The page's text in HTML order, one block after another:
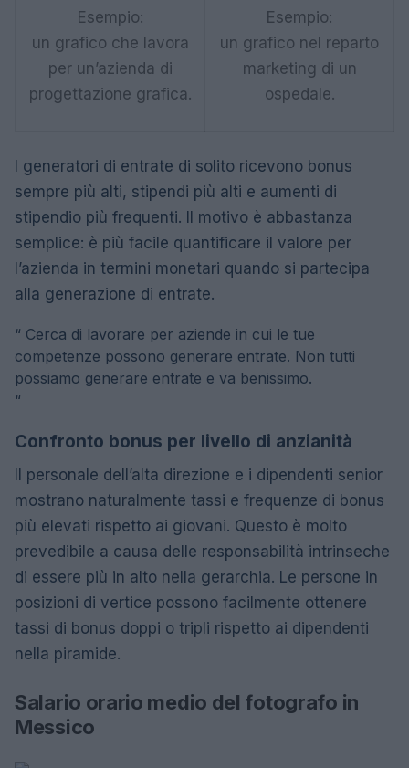
Esempio:
un grafico che lavora
per un’azienda di
progettazione grafica.
Esempio:
un grafico nel reparto
marketing di un
ospedale.
I generatori di entrate di solito ricevono bonus
sempre più alti, stipendi più alti e aumenti di
stipendio più frequenti. Il motivo è abbastanza
semplice: è più facile quantificare il valore per
l’azienda in termini monetari quando si partecipa
alla generazione di entrate.
“ Cerca di lavorare per aziende in cui le tue
competenze possono generare entrate. Non tutti
possiamo generare entrate e va benissimo.
“
Confronto bonus per livello di anzianità
Il personale dell’alta direzione e i dipendenti senior
mostrano naturalmente tassi e frequenze di bonus
più elevati rispetto ai giovani. Questo è molto
prevedibile a causa delle responsabilità intrinseche
di essere più in alto nella gerarchia. Le persone in
posizioni di vertice possono facilmente ottenere
tassi di bonus doppi o tripli rispetto ai dipendenti
nella piramide.
Salario orario medio del fotografo in
Messico